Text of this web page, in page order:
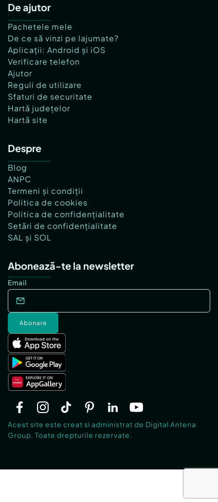
De ajutor
Pachetele mele
De ce să vinzi pe lajumate?
Aplicații: Android și iOS
Verificare telefon
Ajutor
Reguli de utilizare
Sfaturi de securitate
Hartă județelor
Hartă site
Despre
Blog
ANPC
Termeni și condiții
Politica de cookies
Politica de confidențialitate
Setări de confidențialitate
SAL și SOL
Abonează-te la newsletter
Email
Abonare
Acest site este creat si administrat de Digital Antena
Group. Toate drepturile rezervate.